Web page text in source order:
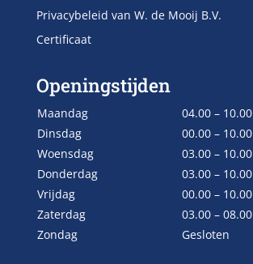
Privacybeleid van W. de Mooij B.V.
Certificaat
Openingstijden
Maandag
04.00 – 10.00
Dinsdag
00.00 – 10.00
Woensdag
03.00 – 10.00
Donderdag
03.00 – 10.00
Vrijdag
00.00 – 10.00
Zaterdag
03.00 – 08.00
Zondag
Gesloten